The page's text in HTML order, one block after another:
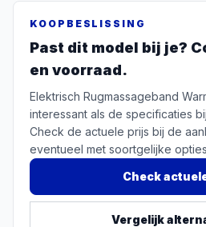
KOOPBESLISSING
Past dit model bij je?
en voorraad.
Elektrisch Rugmassageband
interessant als de specificaties
Check de actuele prijs bij de
eventueel met soortgelijke
Check
Vergelijk